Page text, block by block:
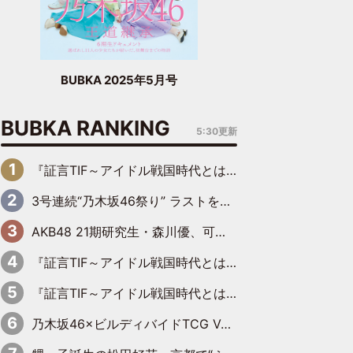
BUBKA 2025年5月号
BUBKA RANKING 5:30更新
『証言TIF～アイドル戦国時代とはなんだったのか～』第6回：でんぱ組.inc・古川未鈴×相沢梨紗「『ハロプロやりたかったな』って言ったら、夢眠ねむさんに『てめえはでんぱ組．incなんだよ！』って肩パンされて(笑)」
3号連続“乃木坂46祭り” ラストを飾るのは賀喜遥香…5年ぶりの登場に「5年分大人になった私を見ていただけたら」
AKB48 21期研究生・森川優、可愛さもある大人の女性に
『証言TIF～アイドル戦国時代とはなんだったのか～』第11回：私立恵比寿中学・真山りか×安本彩花「TIFで10年ぶりのキョンシーメイクをしたら、場を完全に引かせてしまって。時代が変わったんだなって」
『証言TIF～アイドル戦国時代とはなんだったのか～』第10回：さくら学院・武藤彩未×飯田らうら「正直、中3で辞めるというのを信じてなくて。そう言われてはいたけど、嘘でしょって」
乃木坂46×ビルディバイドTCG Vol.2公開 賀喜遥香＆田村真佑が『京まふ』ステージに登壇